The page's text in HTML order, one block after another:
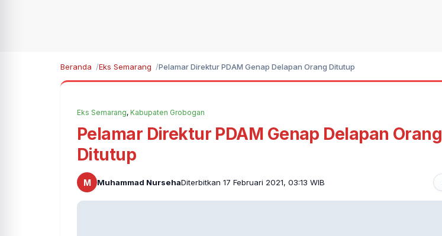
Beranda Eks Semarang Pelamar Direktur PDAM Genap Delapan Orang Ditutup
Eks Semarang, Kabupaten Grobogan
Pelamar Direktur PDAM Genap Delapan Orang
Ditutup
M Muhammad NursehaDiterbitkan 17 Februari 2021, 03:13 WIB